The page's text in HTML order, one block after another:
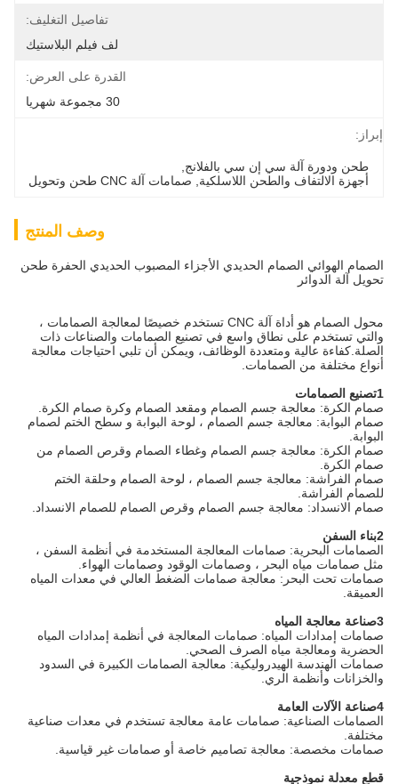
تفاصيل التغليف:
لف فيلم البلاستيك
القدرة على العرض:
طحن ودورة آلة سي إن سي بالفلانج,
أجهزة الالتفاف والطحن اللاسلكية, صمامات آلة CNC طحن وتحويل
وصف المنتج
الهوائي الصمام الحديدي الأجزاء المصبوب الحديدي الحفرة طحن
آلة الدوائر
محول الصمام هو أداة آلة CNC تستخدم خصيصًا لمعالجة الصمامات ،
تستخدم على نطاق واسع في تصنيع الصمامات والصناعات ذات
عالية ومتعددة الوظائف، ويمكن أن تلبي احتياجات معالجة
مختلفة من الصمامات.
الكرة: معالجة جسم الصمام ومقعد الصمام وكرة صمام الكرة.
البوابة: معالجة جسم الصمام ، لوحة البوابة و سطح الختم لصمام
الكرة: معالجة جسم الصمام وغطاء الصمام وقرص الصمام من
الكرة.
الفراشة: معالجة جسم الصمام ، لوحة الصمام وحلقة الختم
الفراشة.
الانسداد: معالجة جسم الصمام وقرص الصمام للصمام الانسداد.
البحرية: صمامات المعالجة المستخدمة في أنظمة السفن ،
صمامات مياه البحر ، وصمامات الوقود وصمامات الهواء.
تحت البحر: معالجة صمامات الضغط العالي في معدات المياه
إمدادات المياه: صمامات المعالجة في أنظمة إمدادات المياه
ومعالجة مياه الصرف الصحي.
الهندسة الهيدروليكية: معالجة الصمامات الكبيرة في السدود
وأنظمة الري.
الصناعية: صمامات عامة معالجة تستخدم في معدات صناعية
مخصصة: معالجة تصاميم خاصة أو صمامات غير قياسية.
معدلة نموذجية